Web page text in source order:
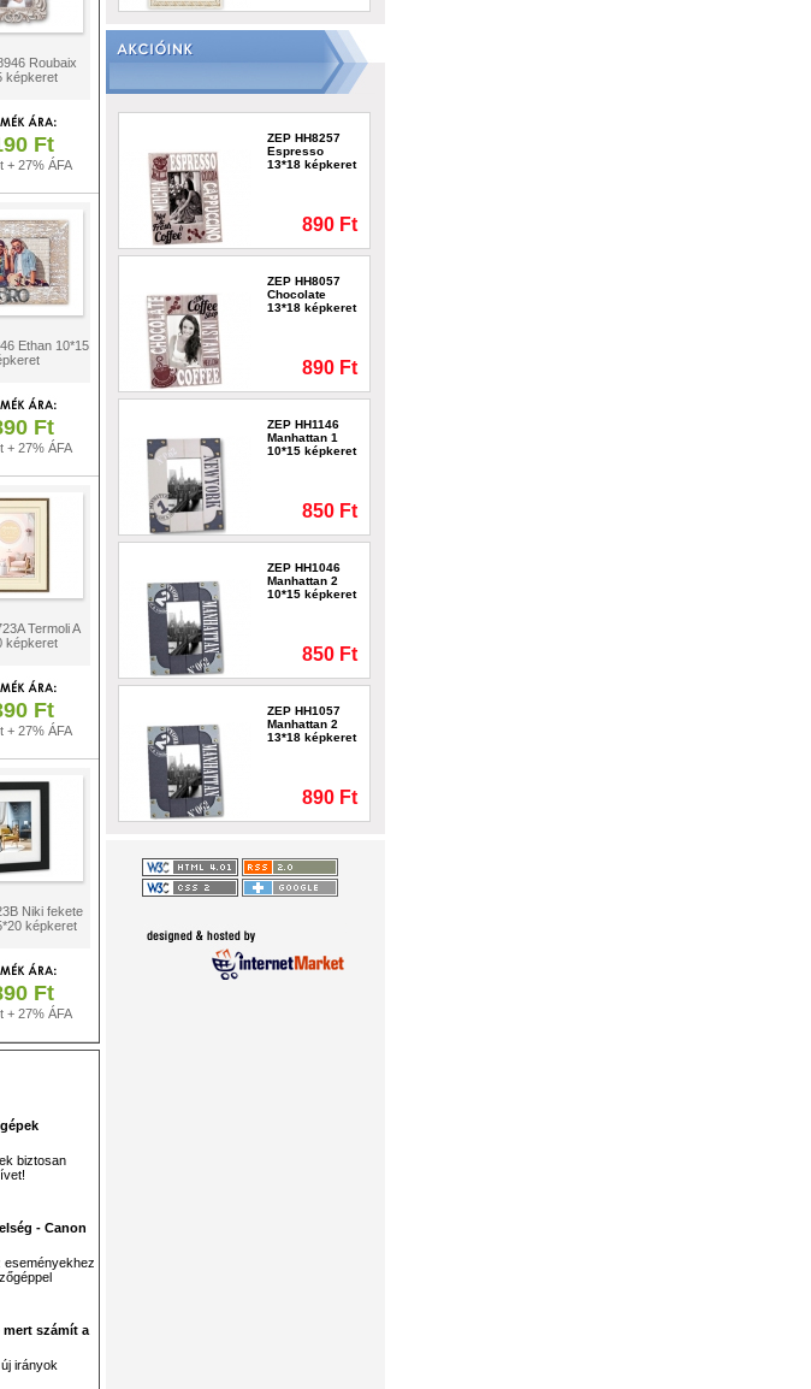
Roubaix
képkeret
Ft
+ 27% ÁFA
Ethan 10*15
Ft
+ 27% ÁFA
Termoli A
képkeret
Ft
+ 27% ÁFA
Niki fekete
képkeret
Ft
+ 27% ÁFA
biztosan
- Canon
eseményekhez
mert számít a
irányok
ZEP HH8257
Espresso
13*18 képkeret
890 Ft
ZEP HH8057
Chocolate
13*18 képkeret
890 Ft
ZEP HH1146
Manhattan 1
10*15 képkeret
850 Ft
ZEP HH1046
Manhattan 2
10*15 képkeret
850 Ft
ZEP HH1057
Manhattan 2
13*18 képkeret
890 Ft